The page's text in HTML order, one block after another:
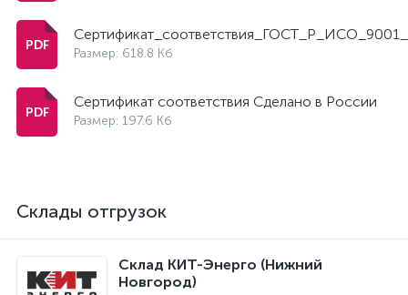
Размер: 618.8 Кб
Сертификат соответствия Сделано в России
Размер: 197.6 Кб
Склады отгрузок
Склад КИТ-Энерго (Нижний
Новгород)